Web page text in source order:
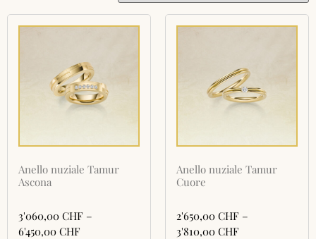
Anello nuziale Tamur
Ascona
3'060,00 CHF –
6'450,00 CHF
Anello nuziale Tamur
Cuore
2'650,00 CHF –
3'810,00 CHF